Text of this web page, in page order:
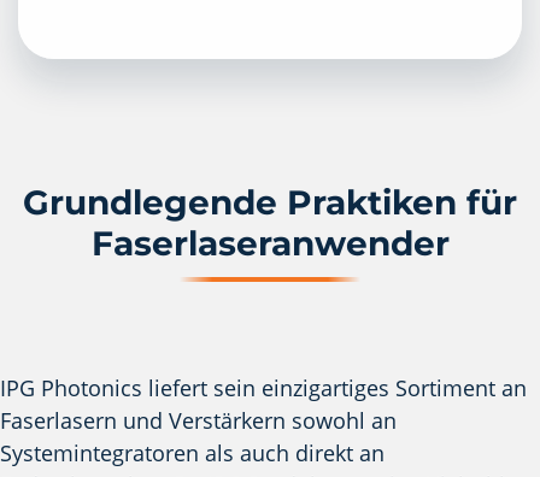
Grundlegende Praktiken für
Faserlaseranwender
IPG Photonics liefert sein einzigartiges Sortiment an
Faserlasern und Verstärkern sowohl an
Systemintegratoren als auch direkt an